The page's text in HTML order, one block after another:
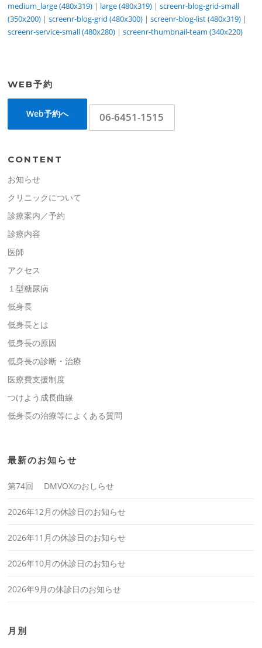
medium_large (480x319) | large (480x319) |screenr-blog-grid-small
(350x200) |screenr-blog-grid (480x300) |screenr-blog-list (480x319) |
screenr-service-small (480x280) |screenr-thumbnail-team (340x220)
WEB予約
Web予約へ 06-6451-1515
CONTENT
お知らせ
クリニックについて
診療案内／予約
診療内容
医師
アクセス
１型糖尿病
低身長
低身長とは
低身長の原因
低身長の診断・治療
医療費支援制度
つけよう成長曲線
低身長の治療等によくある質問
最新のお知らせ
第74回 DMVOXのおしらせ
2026年12月の休診日のお知らせ
2026年11月の休診日のお知らせ
2026年10月の休診日のお知らせ
2026年9月の休診日のお知らせ
月別